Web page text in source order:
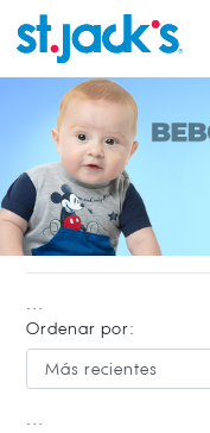
Ordenar por: